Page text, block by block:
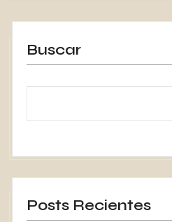
Buscar
Posts Recientes